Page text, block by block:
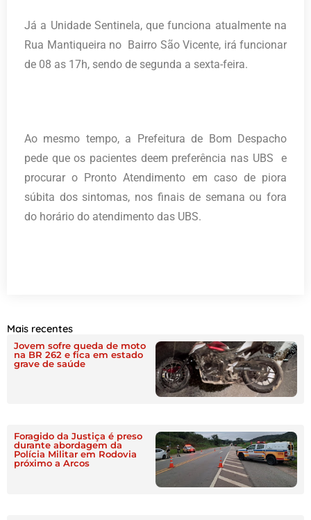
Já a Unidade Sentinela, que funciona atualmente na
Rua Mantiqueira no Bairro São Vicente, irá funcionar
de 08 as 17h, sendo de segunda a sexta-feira.
Ao mesmo tempo, a Prefeitura de Bom Despacho
pede que os pacientes deem preferência nas UBS e
procurar o Pronto Atendimento em caso de piora
súbita dos sintomas, nos finais de semana ou fora
do horário do atendimento das UBS.
Mais recentes
Jovem sofre queda de moto
na BR 262 e fica em estado
grave de saúde
Foragido da Justiça é preso
durante abordagem da
Polícia Militar em Rodovia
próximo a Arcos